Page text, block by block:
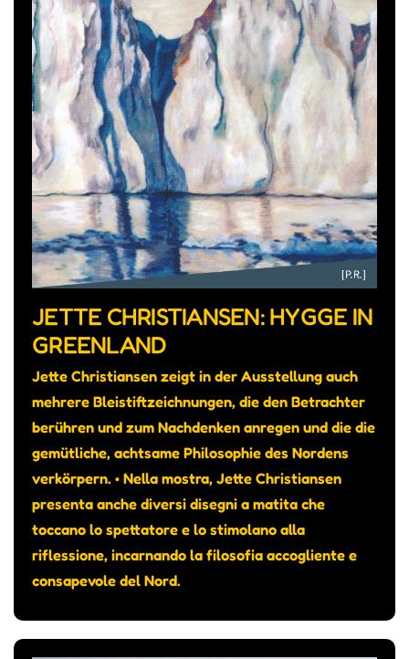
JETTE CHRISTIANSEN: HYGGE IN
GREENLAND
Jette Christiansen zeigt in der Ausstellung auch
mehrere Bleistiftzeichnungen, die den Betrachter
berühren und zum Nachdenken anregen und die die
gemütliche, achtsame Philosophie des Nordens
verkörpern. • Nella mostra, Jette Christiansen
presenta anche diversi disegni a matita che
toccano lo spettatore e lo stimolano alla
riflessione, incarnando la filosofia accogliente e
consapevole del Nord.